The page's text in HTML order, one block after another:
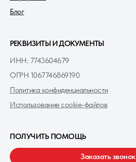
Заказать звонок
ПОЛУЧИТЬ ПОМОЩЬ
ИНН: 7743604679
Блог
ОГРН 1067746869190
РЕКВИЗИТЫ И ДОКУМЕНТЫ
Политика конфиденциальности
Использование cookie-файлов